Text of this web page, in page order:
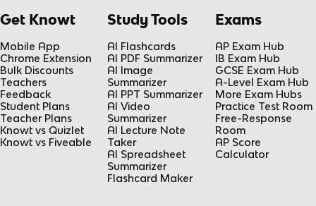
Get Knowt
Mobile App
Chrome Extension
Bulk Discounts
Teachers
Feedback
Student Plans
Teacher Plans
Knowt vs Quizlet
Knowt vs Fiveable
Study Tools
AI Flashcards
AI PDF Summarizer
AI Image
Summarizer
AI PPT Summarizer
AI Video
Summarizer
AI Lecture Note
Taker
AI Spreadsheet
Summarizer
Flashcard Maker
Exams
AP Exam Hub
IB Exam Hub
GCSE Exam Hub
A-Level Exam Hub
More Exam Hubs
Practice Test Room
Free-Response
Room
AP Score
Calculator